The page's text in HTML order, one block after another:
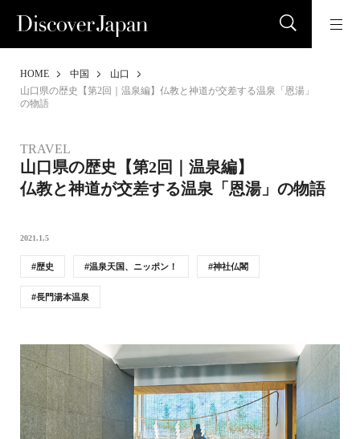
HOME 中国
山口
山口県の歴史【第2回｜温泉編】仏教と神道が交差する温泉「恩湯」
の物語
TRAVEL
山口県の歴史【第2回｜温泉編】
仏教と神道が交差する温泉「恩湯」の物語
2021.1.5
歴史 温泉天国、ニッポン！ 神社仏閣
長門湯本温泉